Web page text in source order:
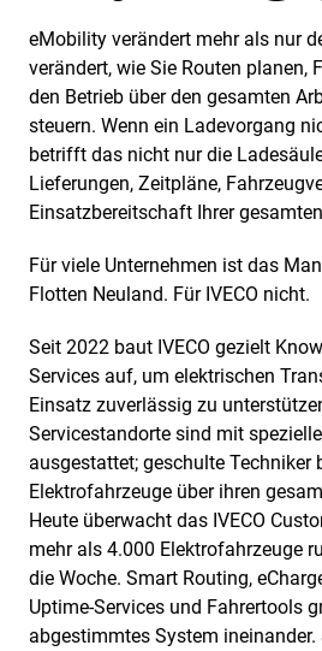
eMobility verändert mehr als nur
verändert, wie Sie Routen planen,
den Betrieb über den gesamten
steuern. Wenn ein Ladevorgang
betrifft das nicht nur die
Lieferungen, Zeitpläne,
Einsatzbereitschaft Ihrer
Für viele Unternehmen ist das
Flotten Neuland. Für IVECO nicht.
Seit 2022 baut IVECO gezielt
Services auf, um elektrischen
Einsatz zuverlässig zu
Servicestandorte sind mit
ausgestattet; geschulte Techniker
Elektrofahrzeuge über ihren
Heute überwacht das IVECO
mehr als 4.000 Elektrofahrzeuge
die Woche. Smart Routing,
Uptime-Services und Fahrertools
abgestimmtes System ineinander.